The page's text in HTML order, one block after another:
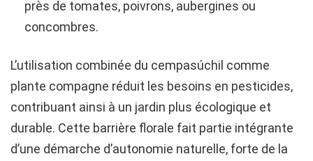
près de tomates, poivrons, aubergines ou
concombres.
L’utilisation combinée du cempasúchil comme
plante compagne réduit les besoins en pesticides,
contribuant ainsi à un jardin plus écologique et
durable. Cette barrière florale fait partie intégrante
d’une démarche d’autonomie naturelle, forte de la